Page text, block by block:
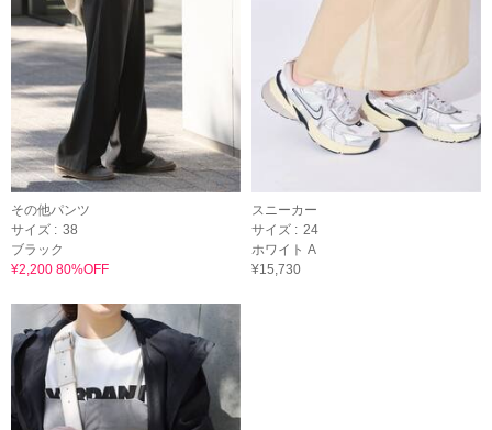
その他パンツ
サイズ : 38
ブラック
¥2,200 80%OFF
スニーカー
サイズ : 24
ホワイト A
¥15,730